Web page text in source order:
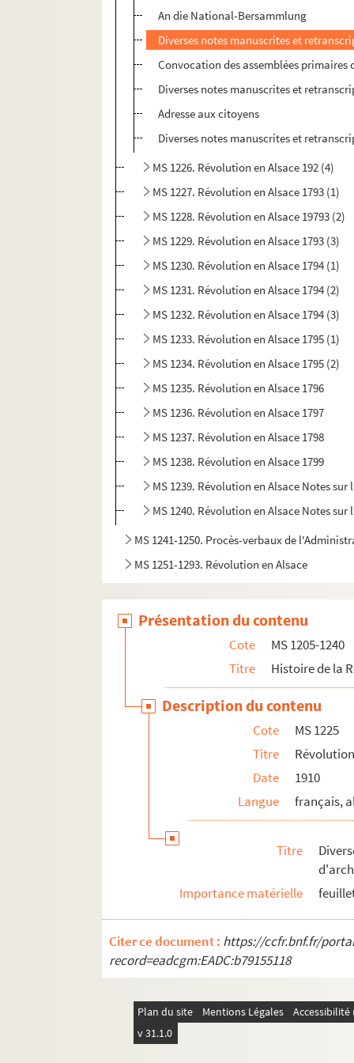
An die National-Bersammlung
Diverses notes manuscrites et
Convocation des assemblées
Diverses notes manuscrites et
Adresse aux citoyens
Diverses notes manuscrites et
MS 1226. Révolution en Alsace 192 (4)
MS 1227. Révolution en Alsace 1793 (1)
MS 1228. Révolution en Alsace 19793 (2)
MS 1229. Révolution en Alsace 1793 (3)
MS 1230. Révolution en Alsace 1794 (1)
MS 1231. Révolution en Alsace 1794 (2)
MS 1232. Révolution en Alsace 1794 (3)
MS 1233. Révolution en Alsace 1795 (1)
MS 1234. Révolution en Alsace 1795 (2)
MS 1235. Révolution en Alsace 1796
MS 1236. Révolution en Alsace 1797
MS 1237. Révolution en Alsace 1798
MS 1238. Révolution en Alsace 1799
MS 1239. Révolution en Alsace Notes
MS 1240. Révolution en Alsace Notes
MS 1241-1250. Procès-verbaux de
MS 1251-1293. Révolution en Alsace
MS 1429. Papiers et notes de famille - famille
Présentation du contenu
Cote
MS 1205-1240
Titre
Histoire de la
Description du contenu
Cote
MS 1225
Titre
Date
1910
Langue
français,
Titre
Importance matérielle
Citer ce document : https://ccfr.bnf.fr/
record=eadcgm:EADC:b79155118
Plan du site Mentions Légales
v 31.1.0